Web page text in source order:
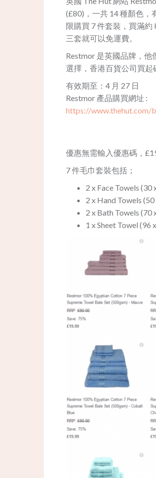
(£80)，一共 14 種顏色，
限購買 7 件套裝，買滿
三套就可以免運費。
Restmor 是英國品牌，
選擇，香港百貨公司買起
有效期至：4 月 27 日
Restmor 產品購買網址 :
https://www.thehut.com/
優惠無需輸入優惠碼，
7 件毛巾套裝包括；
2 x Face Towels (30
2 x Hand Towels
2 x Bath Towels (70
1 x Sheet Towel (96